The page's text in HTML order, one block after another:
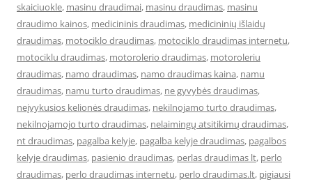
skaiciuokle, masinu draudimai, masinu draudimas, masinu
draudimo kainos, medicininis draudimas, medicininių išlaidų
draudimas, motociklo draudimas, motociklo draudimas internetu,
motociklu draudimas, motorolerio draudimas, motoroleriu
draudimas, namo draudimas, namo draudimas kaina, namu
draudimas, namu turto draudimas, ne gyvybės draudimas,
neįvykusios kelionės draudimas, nekilnojamo turto draudimas,
nekilnojamojo turto draudimas, nelaimingų atsitikimų draudimas,
nt draudimas, pagalba kelyje, pagalba kelyje draudimas, pagalbos
kelyje draudimas, pasienio draudimas, perlas draudimas lt, perlo
draudimas, perlo draudimas internetu, perlo draudimas.lt, pigiausi